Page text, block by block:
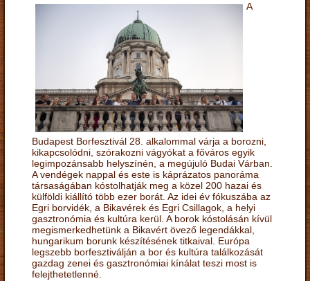
A
Budapest Borfesztivál 28. alkalommal várja a borozni,
kikapcsolódni, szórakozni vágyókat a főváros egyik
legimpozánsabb helyszínén, a megújuló Budai Várban.
A vendégek nappal és este is káprázatos panoráma
társaságában kóstolhatják meg a közel 200 hazai és
külföldi kiállító több ezer borát. Az idei év fókuszába az
Egri borvidék, a Bikavérek és Egri Csillagok, a helyi
gasztronómia és kultúra kerül. A borok kóstolásán kívül
megismerkedhetünk a Bikavért övező legendákkal,
hungarikum borunk készítésének titkaival. Európa
legszebb borfesztiválján a bor és kultúra találkozását
gazdag zenei és gasztronómiai kínálat teszi most is
felejthetetlenné.